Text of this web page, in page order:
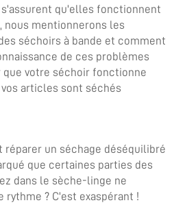
qu'elles fonctionnent
nous mentionnerons les
séchoirs à bande et comment
de ces problèmes
que votre séchoir fonctionne
articles sont séchés
un séchage déséquilibré
que certaines parties des
dans le sèche-linge ne
rythme ? C'est exaspérant !